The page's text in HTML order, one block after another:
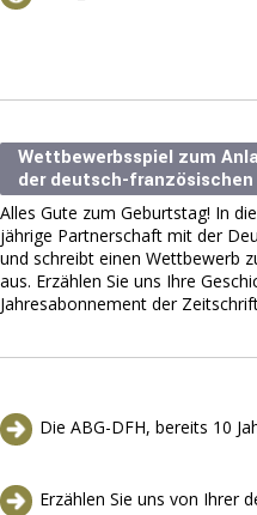
Wettbewerbsspiel zum
der deutsch-französischen
Alles Gute zum Geburtstag! In
jährige Partnerschaft mit der
und schreibt einen Wettbewerb
aus. Erzählen Sie uns Ihre
Jahresabonnement der
Die ABG-DFH, bereits 10
Erzählen Sie uns von Ihrer